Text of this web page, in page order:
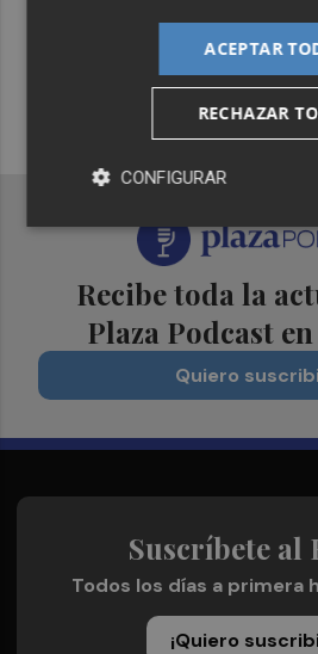
Siempre al día de las
¡Quiero
Recibe toda la
Plaza Podcast
Quiero
Suscríbete al
Todos los días a primera
¡Quiero
ACEPTAR
RECHAZAR
CONFIGURAR